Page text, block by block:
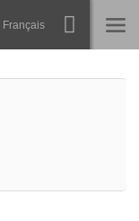
Français
pro.json":"Couldn't
spineboy-pro.json:
Requests</title>
Requests</h1>